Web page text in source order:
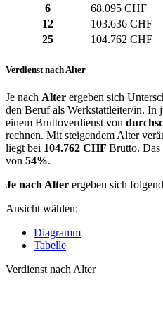
6
68.095 CHF
12
103.636 CHF
25
104.762 CHF
Verdienst nach Alter
Je nach Alter ergeben sich
den Beruf als Werkstattleiter/in. In
einem Bruttoverdienst von
rechnen. Mit steigendem Alter
liegt bei 104.762 CHF Brutto. Das
von 54%.
Je nach Alter ergeben sich
Ansicht wählen:
Diagramm
Tabelle
Verdienst nach Alter